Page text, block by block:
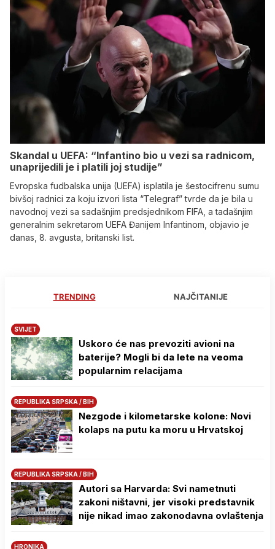
Skandal u UEFA: “Infantino bio u vezi sa radnicom,
unaprijedili je i platili joj studije”
Evropska fudbalska unija (UEFA) isplatila je šestocifrenu sumu
bivšoj radnici za koju izvori lista “Telegraf” tvrde da je bila u
navodnoj vezi sa sadašnjim predsjednikom FIFA, a tadašnjim
generalnim sekretarom UEFA Đanijem Infantinom, objavio je
danas, 8. avgusta, britanski list.
TRENDING NAJČITANIJE
SVIJET
Uskoro će nas prevoziti avioni na
baterije? Mogli bi da lete na veoma
popularnim relacijama
REPUBLIKA SRPSKA / BIH
Nezgode i kilometarske kolone: Novi
kolaps na putu ka moru u Hrvatskoj
REPUBLIKA SRPSKA / BIH
Autori sa Harvarda: Svi nametnuti
zakoni ništavni, jer visoki predstavnik
nije nikad imao zakonodavna ovlaštenja
HRONIKA